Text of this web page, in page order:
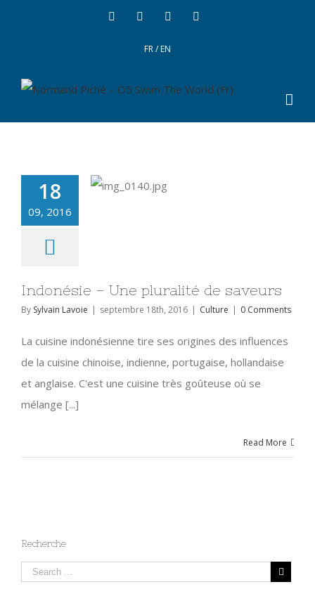
FR/EN
18
09, 2016
Indonésie – Une pluralité de saveurs
By Sylvain Lavoie | septembre 18th, 2016 | Culture | 0 Comments
La cuisine indonésienne tire ses origines des influences
de la cuisine chinoise, indienne, portugaise, hollandaise
et anglaise. C'est une cuisine très goûteuse où se
mélange [...]
Read More
Recherche